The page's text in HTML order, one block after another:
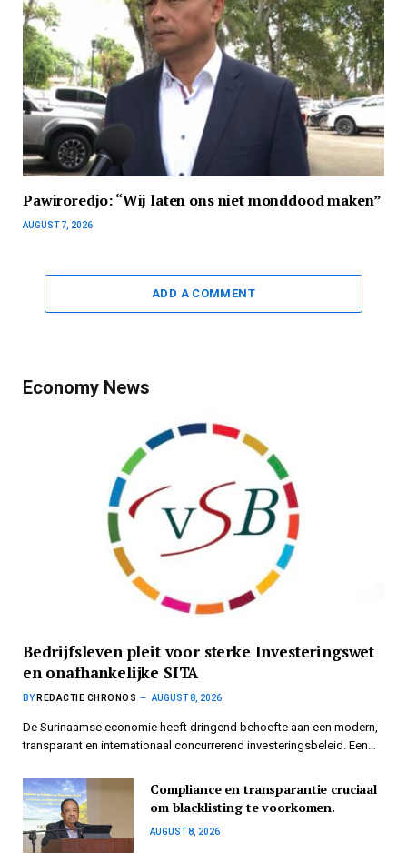
Pawiroredjo: “Wij laten ons niet monddood maken”
AUGUST 7, 2026
ADD A COMMENT
Economy News
Bedrijfsleven pleit voor sterke Investeringswet
en onafhankelijke SITA
BY REDACTIE CHRONOS AUGUST 8, 2026
De Surinaamse economie heeft dringend behoefte aan een modern,
transparant en internationaal concurrerend investeringsbeleid. Een…
Compliance en transparantie cruciaal
om blacklisting te voorkomen.
AUGUST 8, 2026